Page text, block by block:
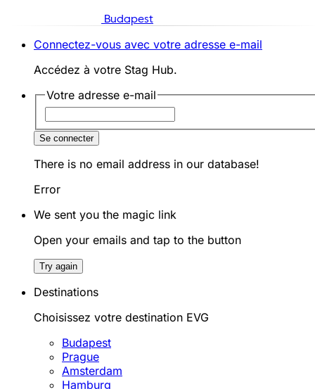
Budapest
Connectez-vous avec votre adresse e-mail
Accédez à votre Stag Hub.
Votre adresse e-mail
Se connecter
There is no email address in our database!
Error
We sent you the magic link
Open your emails and tap to the button
Try again
Destinations
Choisissez votre destination EVG
Budapest
Prague
Amsterdam
Hamburg